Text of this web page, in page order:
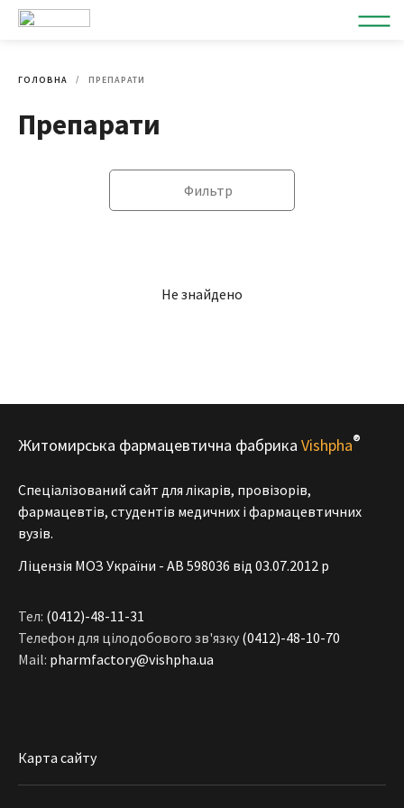
ГОЛОВНА ПРЕПАРАТИ
Препарати
Фильтр
Не знайдено
Житомирська фармацевтична фабрика Vishpha®
Спеціалізований сайт для лікарів, провізорів,
фармацевтів, студентів медичних і фармацевтичних
вузів.
Ліцензія МОЗ України - АВ 598036 від 03.07.2012 р
Тел: (0412)-48-11-31
Телефон для цілодобового зв'язку (0412)-48-10-70
Mail: pharmfactory@vishpha.ua
Карта сайту